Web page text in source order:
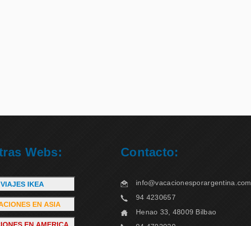
Webs:
VIAJES IKEA
EN ASIA
Contacto:
info@vacacionesporargentina.com
94 4230657
Henao 33, 48009 Bilbao